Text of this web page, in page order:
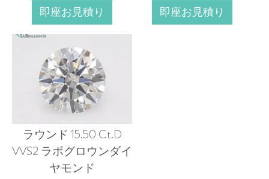
即座お見積り 即座お見積り
ラウンド 15.50 Ct.D
VVS2 ラボグロウンダイ
ヤモンド